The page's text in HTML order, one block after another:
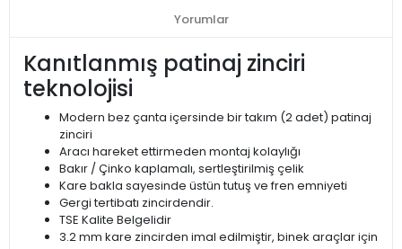
Yorumlar
Kanıtlanmış patinaj zinciri
teknolojisi
Modern bez çanta içersinde bir takım (2 adet) patinaj
zinciri
Aracı hareket ettirmeden montaj kolaylığı
Bakır / Çinko kaplamalı, sertleştirilmiş çelik
Kare bakla sayesinde üstün tutuş ve fren emniyeti
Gergi tertibatı zincirdendir.
TSE Kalite Belgelidir
3.2 mm kare zincirden imal edilmiştir, binek araçlar için